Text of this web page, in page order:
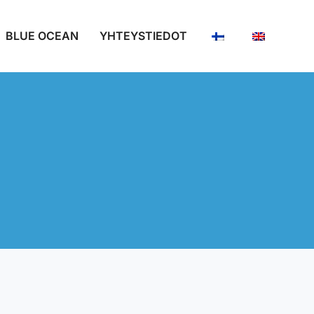
BLUE OCEAN YHTEYSTIEDOT